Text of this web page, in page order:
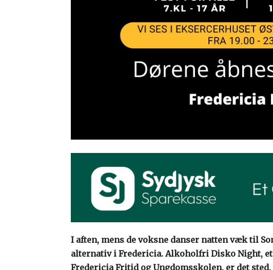
I aften, mens de voksne danser natten væk til
alternativ i Fredericia. Alkoholfri Disko Night,
Fredericia Fritid og Ungdomsskolen, er det